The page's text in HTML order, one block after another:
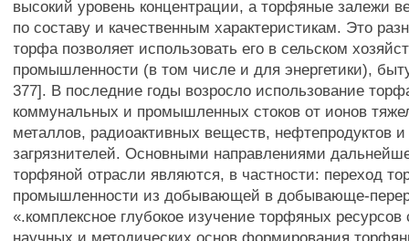
высокий уровень концентрации, а торфяные залежи
по составу и качественным характеристикам. Это
торфа позволяет использовать его в сельском
промышленности (в том числе и для энергетики),
377]. В последние годы возросло использование
коммунальных и промышленных стоков от ионов
металлов, радиоактивных веществ, нефтепродуктов и
загрязнителей. Основными направлениями
торфяной отрасли являются, в частности: переход
промышленности из добывающей в добывающе-
«.комплексное глубокое изучение торфяных
научных и методических основ формирования